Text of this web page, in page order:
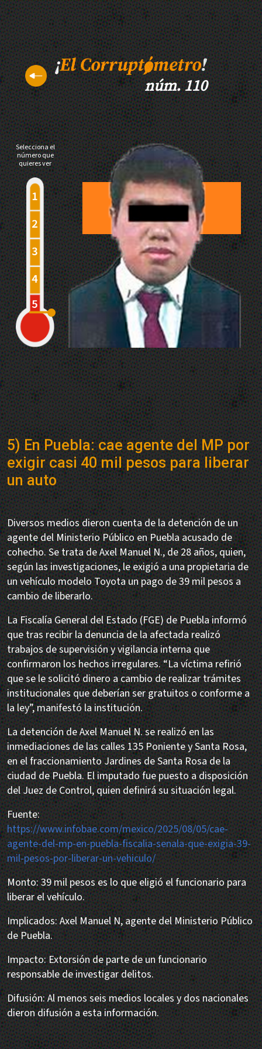
núm. 110
Selecciona el
número que
quieres ver
5) En Puebla: cae agente del MP por
exigir casi 40 mil pesos para liberar
un auto
Diversos medios dieron cuenta de la detención de un
agente del Ministerio Público en Puebla acusado de
cohecho. Se trata de Axel Manuel N., de 28 años, quien,
según las investigaciones, le exigió a una propietaria de
un vehículo modelo Toyota un pago de 39 mil pesos a
cambio de liberarlo.
La Fiscalía General del Estado (FGE) de Puebla informó
que tras recibir la denuncia de la afectada realizó
trabajos de supervisión y vigilancia interna que
confirmaron los hechos irregulares. “La víctima refirió
que se le solicitó dinero a cambio de realizar trámites
institucionales que deberían ser gratuitos o conforme a
la ley”, manifestó la institución.
La detención de Axel Manuel N. se realizó en las
inmediaciones de las calles 135 Poniente y Santa Rosa,
en el fraccionamiento Jardines de Santa Rosa de la
ciudad de Puebla. El imputado fue puesto a disposición
del Juez de Control, quien definirá su situación legal.
Fuente:
https://www.infobae.com/mexico/2025/08/05/cae-
agente-del-mp-en-puebla-fiscalia-senala-que-exigia-39-
mil-pesos-por-liberar-un-vehiculo/
Monto: 39 mil pesos es lo que eligió el funcionario para
liberar el vehículo.
Implicados: Axel Manuel N, agente del Ministerio Público
de Puebla.
Impacto: Extorsión de parte de un funcionario
responsable de investigar delitos.
Difusión: Al menos seis medios locales y dos nacionales
dieron difusión a esta información.